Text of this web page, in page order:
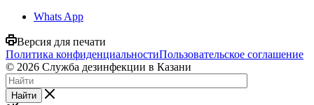
Whats App
Версия для печати
Политика конфиденциальностиПользовательское соглашение
© 2026 Служба дезинфекции в Казани
Найти